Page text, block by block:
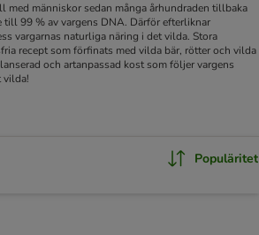
med människor sedan många århundraden tillbaka
till 99 % av vargens DNA. Därför efterliknar
vargarnas naturliga näring i det vilda. Stora
recept som förfinats med vilda bär, rötter och vilda
och artanpassad kost som följer vargens
vilda!
Populäritet